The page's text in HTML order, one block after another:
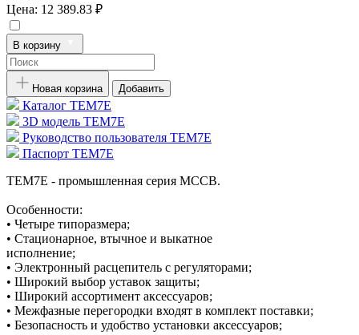
Цена: 12 389.83 ₽
В корзину
Новая корзина Добавить
Каталог TEM7E
3D модель TEM7E
Руководство пользователя TEM7E
Паспорт TEM7E
TEM7E - промышленная серия MCCB.
Особенности:
• Четыре типоразмера;
• Стационарное, втычное и выкатное
исполнение;
• Электронный расцепитель с регуляторами;
• Широкий выбор уставок защиты;
• Широкий ассортимент аксессуаров;
• Межфазные перегородки входят в комплект поставки;
• Безопасность и удобство установки аксессуаров;